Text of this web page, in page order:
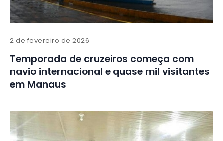
2 de fevereiro de 2026
Temporada de cruzeiros começa com
navio internacional e quase mil visitantes
em Manaus